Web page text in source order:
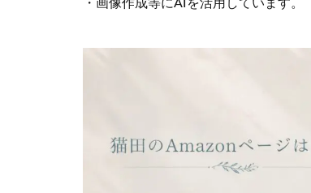
・画像作成等にAIを活用しています。